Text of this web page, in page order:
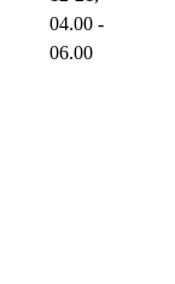
04.00 -
06.00